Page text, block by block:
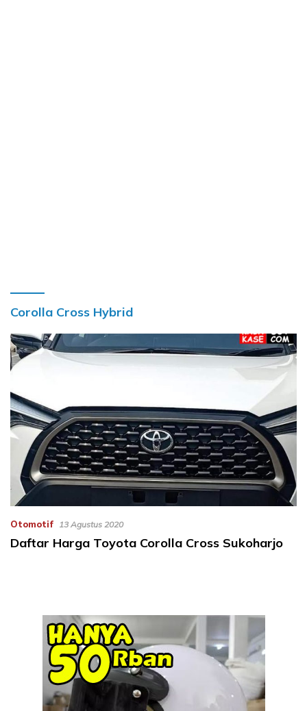
Corolla Cross Hybrid
Otomotif 13 Agustus 2020
Daftar Harga Toyota Corolla Cross Sukoharjo